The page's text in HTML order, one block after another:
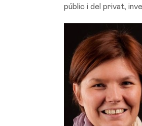
públic i del privat,